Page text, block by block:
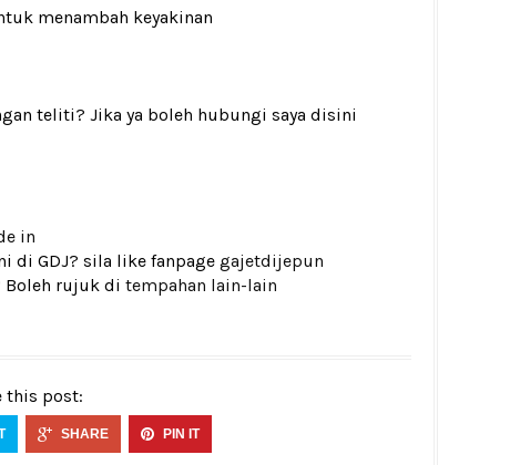
menambah keyakinan
teliti? Jika ya boleh hubungi saya disini
in
di GDJ? sila like fanpage gajetdijepun
Boleh rujuk di tempahan lain-lain
this post:
SHARE PIN IT